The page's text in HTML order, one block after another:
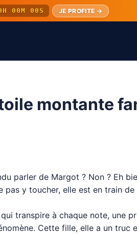
00M 00S JE PROFITE →
montante
parler de Margot ? Non ? Eh
y toucher, elle est en train
transpire à chaque note, une
Cette fille, elle a un truc